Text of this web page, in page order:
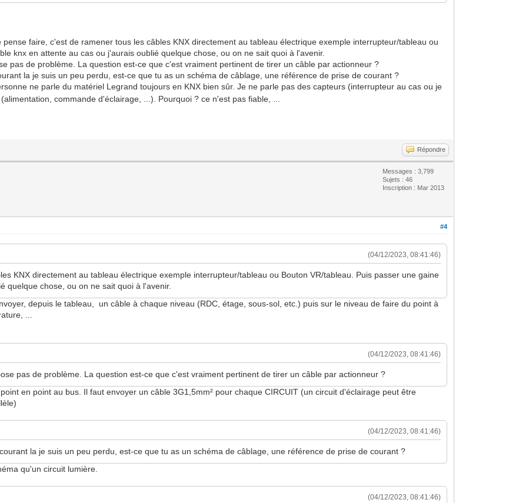
faire, c'est de ramener tous les câbles KNX directement au tableau électrique exemple interrupteur/tableau ou
knx en attente au cas ou j'aurais oublié quelque chose, ou on ne sait quoi à l'avenir.
pas de problème. La question est-ce que c'est vraiment pertinent de tirer un câble par actionneur ?
la je suis un peu perdu, est-ce que tu as un schéma de câblage, une référence de prise de courant ?
ne parle du matériel Legrand toujours en KNX bien sûr. Je ne parle pas des capteurs (interrupteur au cas ou je
commande d'éclairage, ...). Pourquoi ? ce n'est pas fiable, ...
Répondre
Messages : 3,799
Sujets : 46
Inscription : Mar 2013
#4
(04/12/2023, 08:41:46)
KNX directement au tableau électrique exemple interrupteur/tableau ou Bouton VR/tableau. Puis passer une gaine
quelque chose, ou on ne sait quoi à l'avenir.
depuis le tableau, un câble à chaque niveau (RDC, étage, sous-sol, etc.) puis sur le niveau de faire du point à
...
(04/12/2023, 08:41:46)
pas de problème. La question est-ce que c'est vraiment pertinent de tirer un câble par actionneur ?
en point au bus. Il faut envoyer un câble 3G1,5mm² pour chaque CIRCUIT (un circuit d'éclairage peut être
(04/12/2023, 08:41:46)
la je suis un peu perdu, est-ce que tu as un schéma de câblage, une référence de prise de courant ?
qu'un circuit lumière.
(04/12/2023, 08:41:46)